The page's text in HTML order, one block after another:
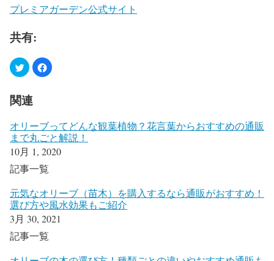
プレミアガーデン公式サイト
共有:
関連
オリーブってどんな観葉植物？花言葉からおすすめの通販
まで丸ごと解説！
10月 1, 2020
記事一覧
元気なオリーブ（苗木）を購入するなら通販がおすすめ！
選び方や風水効果もご紹介
3月 30, 2021
記事一覧